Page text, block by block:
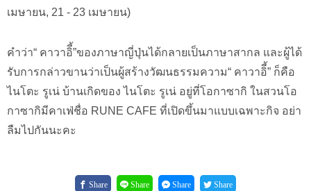
เมษายน, 21 - 23 เมษายน)
คำว่า“ คาวาอิี้”ของภาษาญี่ปุ่นได้กลายเป็นภาษาสากล และผู้ได้
รับการกล่าวขานว่าเป็นผู้สร้างวัฒนธรรมความ“ คาวาอิี้” ก็คือ
ไนโตะ รูเน่ บ้านเกิดของ ไนโตะ รูเน่ อยู่ที่โอกาซากิ ในสวนโอ
กาซากิมีคาเฟ่ชื่อ RUNE CAFE ที่เปิดขึ้นมาแบบเฉพาะกิจ อย่า
ลืมไปกันนะคะ
Share Share Share Share